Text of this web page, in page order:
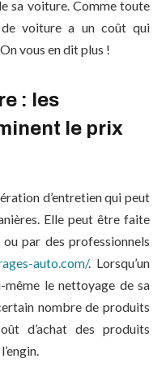
sa voiture. Comme toute
voiture a un coût qui
vous en dit plus !
: les
le prix
d’entretien qui peut
Elle peut être faite
par des professionnels
auto.com/. Lorsqu’un
le nettoyage de sa
nombre de produits
d’achat des produits